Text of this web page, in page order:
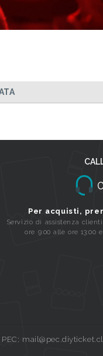
Per acquisti,
Servizio di assistenza
ore 9:00 alle ore 13:00